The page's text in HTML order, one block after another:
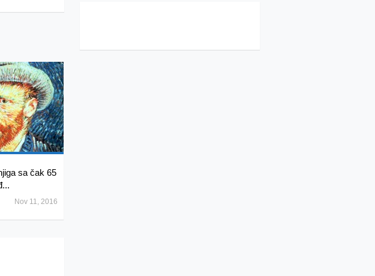
sa čak 65
Nov 11, 2016